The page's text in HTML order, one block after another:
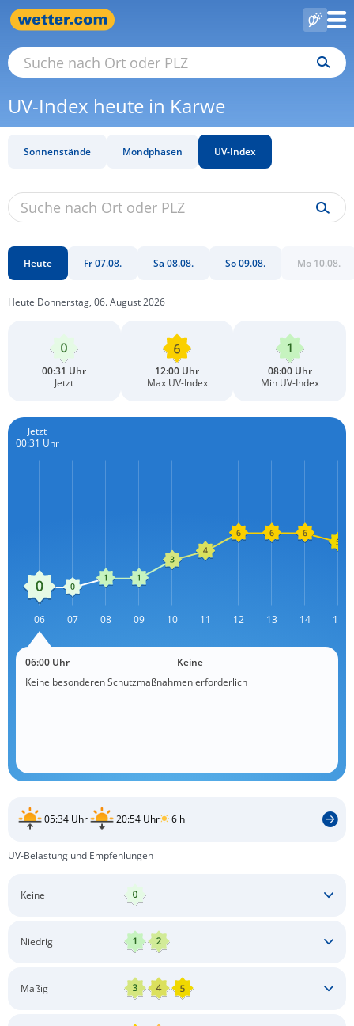
UV-Index heute in Karwe
Sonnenstände Mondphasen UV-Index
Heute Fr 07.08. Sa 08.08. So 09.08. Mo 10.08.
Heute Donnerstag, 06. August 2026
00:31 Uhr
Jetzt
12:00 Uhr
Max UV-Index
08:00 Uhr
Min UV-Index
Jetzt
00:31 Uhr
L
06 07 08 09 10 11 12 13 14 15
06:00 Uhr
Keine
Keine besonderen Schutzmaßnahmen erforderlich
05:34 Uhr 20:54 Uhr 6 h
UV-Belastung und Empfehlungen
Keine
Niedrig
Mäßig